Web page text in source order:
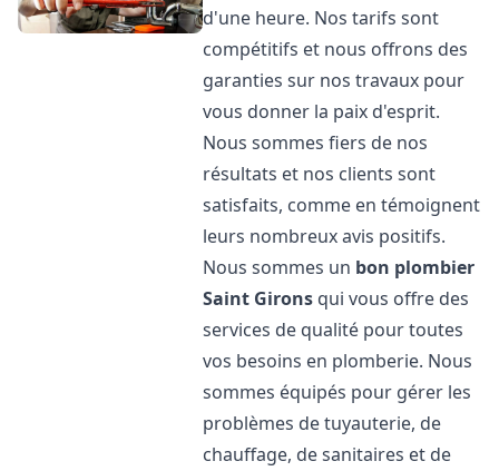
d'une heure. Nos tarifs sont
compétitifs et nous offrons des
garanties sur nos travaux pour
vous donner la paix d'esprit.
Nous sommes fiers de nos
résultats et nos clients sont
satisfaits, comme en témoignent
leurs nombreux avis positifs.
Nous sommes un bon plombier
Saint Girons qui vous offre des
services de qualité pour toutes
vos besoins en plomberie. Nous
sommes équipés pour gérer les
problèmes de tuyauterie, de
chauffage, de sanitaires et de